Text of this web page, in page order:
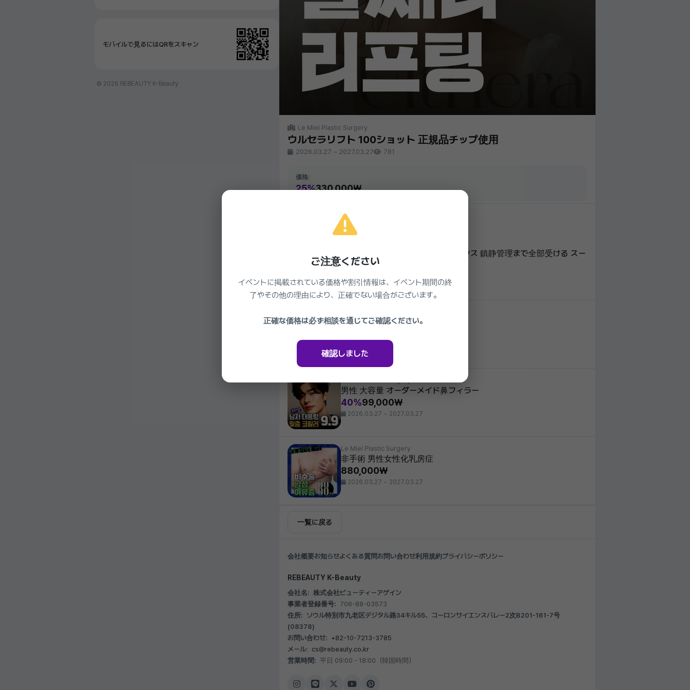
モバイルで見るにはQRをスキャン
© 2026 REBEAUTY K-Beauty
Le Miel Plastic Surgery
ウルセラリフト 100ショット 正規品チップ使用
2026.03.27 ~ 2027.03.27 781
価格:
25%330,000₩
同じクリニックの他のイベント
リジュラン 水光注射 スキンボトックス 鎮静管理まで全部受ける スー
パー水光リジュラン
20%440,000₩
2026.03.27 ~ 2027.03.27
ルミエル 自然癒着 目整形
2026.03.27 ~ 2027.03.27
男性 大容量 オーダーメイド鼻フィラー
40%99,000₩
2026.03.27 ~ 2027.03.27
Le Miel Plastic Surgery
非手術 男性女性化乳房症
880,000₩
2026.03.27 ~ 2027.03.27
一覧に戻る
会社概要お知らせよくある質問 お問い合わせ利用規約プライバシーポリシー
REBEAUTY K-Beauty
会社名: 株式会社ビューティーアゲイン
事業者登録番号: 706-88-03573
住所: ソウル特別市九老区デジタル路34キル55、コーロンサイエンスバレー2次B201-161-7号
(08378)
お問い合わせ: +82-10-7213-3785
メール: cs@rebeauty.co.kr
営業時間: 平日 09:00 - 18:00（韓国時間）
ご注意ください
イベントに掲載されている価格や割引情報は、イベント期間の終
了やその他の理由により、正確でない場合がございます。
正確な価格は必ず相談を通じてご確認ください。
確認しました